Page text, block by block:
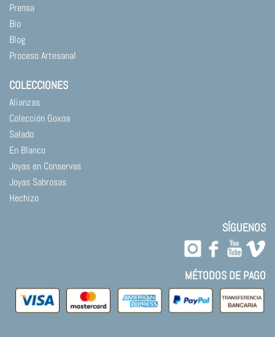
Prensa
Bio
Blog
Proceso Artesanal
COLECCIONES
Alianzas
Colección Goxoa
Salado
En Blanco
Joyas en Conservas
Joyas Sabrosas
Hechizo
SÍGUENOS
MÉTODOS DE PAGO